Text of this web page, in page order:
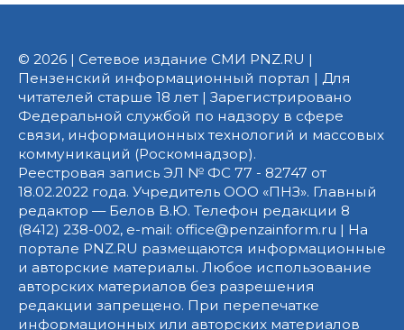
© 2026 | Сетевое издание СМИ PNZ.RU |
Пензенский информационный портал | Для
читателей старше 18 лет | Зарегистрировано
Федеральной службой по надзору в сфере
связи, информационных технологий и массовых
коммуникаций (Роскомнадзор).
Реестровая запись ЭЛ № ФС 77 - 82747 от
18.02.2022 года. Учредитель ООО «ПНЗ». Главный
редактор — Белов В.Ю. Телефон редакции 8
(8412) 238-002, e-mail: office@penzainform.ru | На
портале PNZ.RU размещаются информационные
и авторские материалы. Любое использование
авторских материалов без разрешения
редакции запрещено. При перепечатке
информационных или авторских материалов